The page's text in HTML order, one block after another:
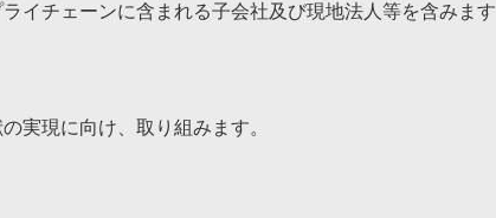
イチェーンに含まれる子会社及び現地法人等を含みま
実現に向け、取り組みます。